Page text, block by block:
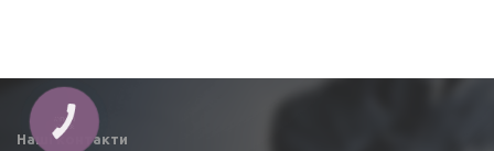
Наші контакти
КНОПКА
ЗВ'ЯЗКУ